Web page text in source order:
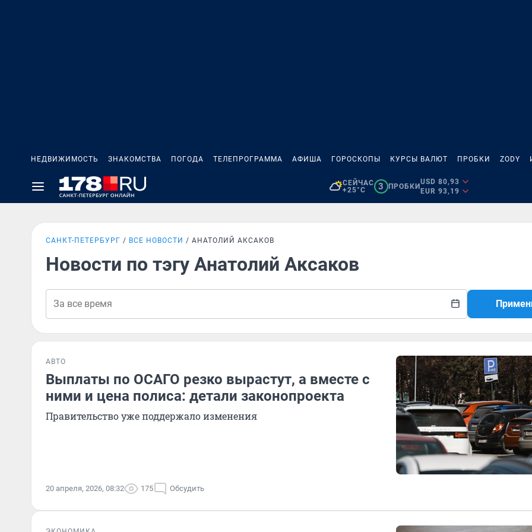
НЕДВИЖИМОСТЬ ЗНАКОМСТВА ПОГОДА ТЕЛЕПРОГРАММА АФИША ГОРОСКОПЫ КУРСЫ ВАЛЮТ ПРОБКИ ZODY
СЕЙЧАС
+25°C
3 ПРОБКИ
USD 80,93
EUR 93,19
САНКТ-ПЕТЕРБУРГ ВСЕ НОВОСТИ АНАТОЛИЙ АКСАКОВ
Новости по тэгу Анатолий Аксаков
АВТО
Выплаты по ОСАГО резко вырастут, а вместе с
ними и цена полиса: детали законопроекта
Правительство уже поддержало изменения
20 апреля, 2026, 08:32 175 Обсудить